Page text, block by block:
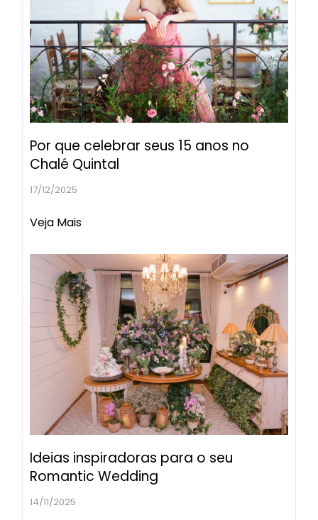
Por que celebrar seus 15 anos no
Chalé Quintal
17/12/2025
Veja Mais
Ideias inspiradoras para o seu
Romantic Wedding
14/11/2025